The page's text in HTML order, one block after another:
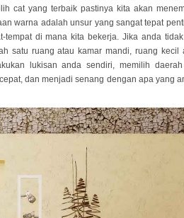
cat yang terbaik pastinya kita akan
warna adalah unsur yang sangat tepat
di mana kita bekerja. Jika anda
satu ruang atau kamar mandi, ruang kecil
lukisan anda sendiri, memilih
dan menjadi senang dengan apa yang